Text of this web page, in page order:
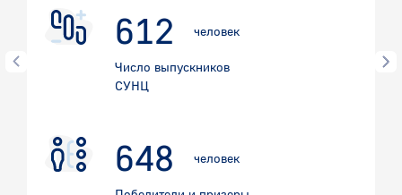
1676 человек
Число выпускников
СУНЦ
1740 человек